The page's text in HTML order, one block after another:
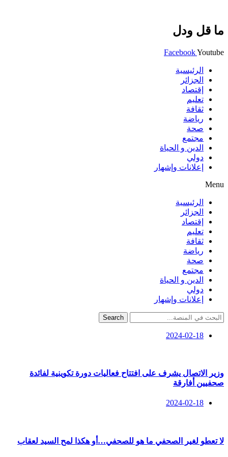
ما قل ودل
FacebookYoutube
الرئيسية
الجزائر
إقتصاد
تعليم
ثقافة
رياضة
صحة
مجتمع
الدين و الحياة
دولي
إعلانات وإشهار
Menu
الرئيسية
الجزائر
إقتصاد
تعليم
ثقافة
رياضة
صحة
مجتمع
الدين و الحياة
دولي
إعلانات وإشهار
Search
2024-02-18
وزير الاتصال يشرف على افتتاح فعاليات دورة تكوينية لفائدة
صحفيين أفارقة
2024-02-18
لا تعطو لغير الصحفي ما هو للصحفي…أو هكذا لمح السيد لعقاب